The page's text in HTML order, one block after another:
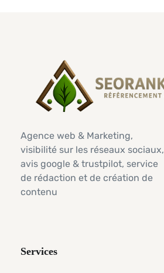
Agence web & Marketing,
visibilité sur les réseaux sociaux,
avis google & trustpilot, service
de rédaction et de création de
contenu
Services